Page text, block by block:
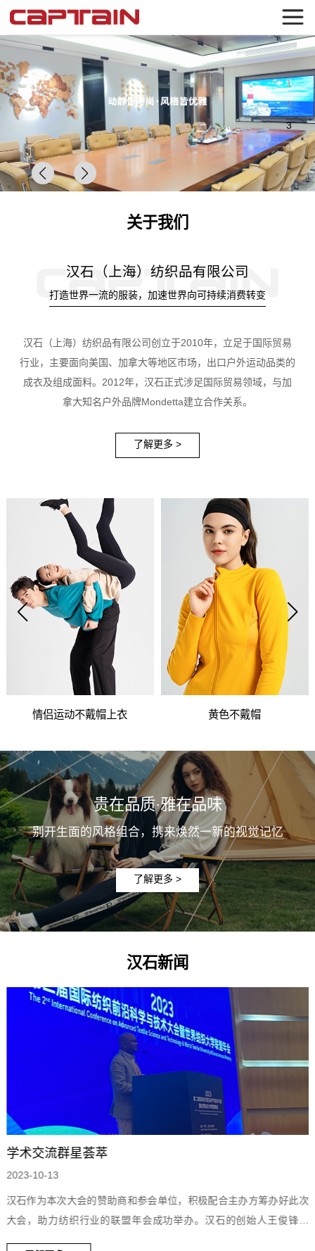
1
2
3
4
关于我们
汉石（上海）纺织品有限公司
打造世界一流的服装，加速世界向可持续消费转变
汉石（上海）纺织品有限公司创立于2010年，立足于国际贸易
行业，主要面向美国、加拿大等地区市场，出口户外运动品类的
成衣及组成面料。2012年，汉石正式涉足国际贸易领域，与加
拿大知名户外品牌Mondetta建立合作关系。
了解更多 >
情侣运动不戴帽上衣 黄色不戴帽
贵在品质·雅在品味
别开生面的风格组合，携来焕然一新的视觉记忆
了解更多 >
汉石新闻
学术交流群星荟萃
2023-10-13
汉石作为本次大会的赞助商和参会单位，积极配合主办方筹办好此次
大会，助力纺织行业的联盟年会成功举办。汉石的创始人王俊锋先
生，代表公司发表演讲，讲述汉石在纺织服装可持续发展的经验，与